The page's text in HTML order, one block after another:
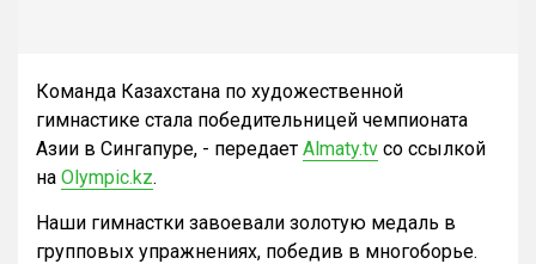
Команда Казахстана по художественной
гимнастике стала победительницей чемпионата
Азии в Сингапуре, - передает Almaty.tv со ссылкой
на Olympic.kz.
Наши гимнастки завоевали золотую медаль в
групповых упражнениях, победив в многоборье.